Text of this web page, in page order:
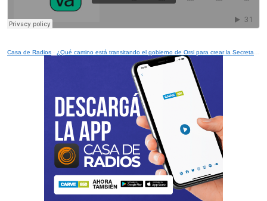
Casa de Radios · ¿Qué camino está transitando el gobierno de Orsi para crear la Secretaría de Ciencia e Innovación?